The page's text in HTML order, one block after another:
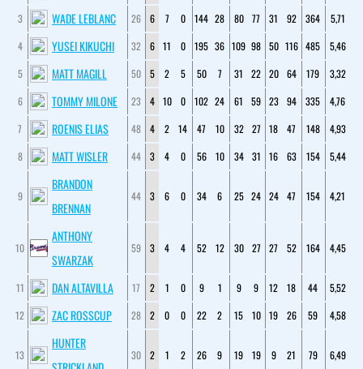
3
WADE LEBLANC 26 6 7 0 144 28 80 77 31 92 364
5,71
4
YUSEI KIKUCHI 32 6 11 0 195 36 109 98 50 116 485
5,46
5
MATT MAGILL 50 5 2 5 50 7 31 22 20 64 179
3,32
6
TOMMY MILONE 23 4 10 0 102 24 61 59 23 94 335
4,76
7
ROENIS ELIAS 48 4 2 14 47 10 32 27 18 47 148
4,93
8
MATT WISLER 44 3 4 0 56 10 34 31 16 63 154 5,44
9
BRANDON
BRENNAN
44 3 6 0 34 6 25 24 24 47 154 4,21
10
ANTHONY
SWARZAK
59 3 4 4 52 12 30 27 27 52 164 4,45
11 DAN ALTAVILLA 17 2 1 0 9 1 9 9 12 18 44
5,52
12
ZAC ROSSCUP 28 2 0 0 22 2 15 10 19 26 59 4,58
13
HUNTER
30 2 1 2 26 9 19 19 9 21 79 6,49